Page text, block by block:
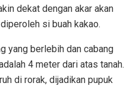
dekat dengan akar akan
si buah kakao.
yang berlebih dan cabang
4 meter dari atas tanah.
di rorak, dijadikan pupuk